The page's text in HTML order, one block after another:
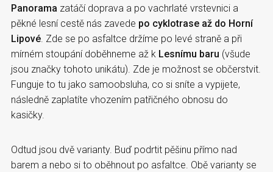
Panorama zatáčí doprava a po vachrlaté vrstevnici a
pěkné lesní cestě nás zavede po cyklotrase až do Horní
Lipové. Zde se po asfaltce držíme po levé straně a při
mírném stoupání doběhneme až k Lesnímu baru (všude
jsou značky tohoto unikátu). Zde je možnost se občerstvit.
Funguje to tu jako samoobsluha, co si sníte a vypijete,
následně zaplatíte vhozením patřičného obnosu do
kasičky.
Odtud jsou dvě varianty. Buď podrtit pěšinu přímo nad
barem a nebo si to oběhnout po asfaltce. Obě varianty se